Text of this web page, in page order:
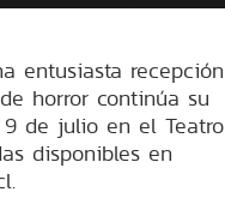
entusiasta recepción
horror continúa su
de julio en el Teatro
disponibles en